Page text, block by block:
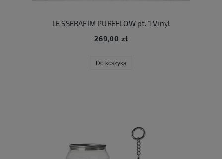
LE SSERAFIM PUREFLOW pt. 1 Vinyl
269,00 zł
Do koszyka